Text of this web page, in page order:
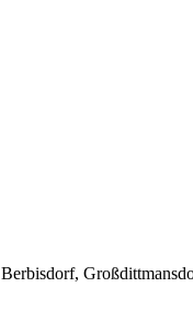
Berbisdorf,